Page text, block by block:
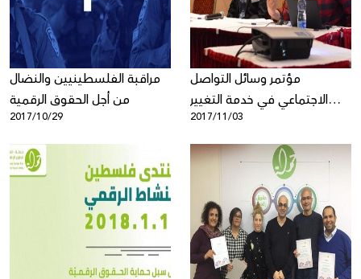
مراقبة الفلسطينيين والنضال
من أجل الحقوق الرقمية
2017/10/29
مؤتمر وسائل التواصل
الاجتماعي في خدمة التغيير
المجتمعي في بيت لحم
2017/11/03